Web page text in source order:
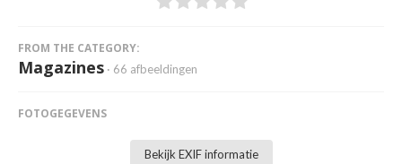
FROM THE CATEGORY:
Magazines · 66 afbeeldingen
FOTOGEGEVENS
Bekijk EXIF informatie